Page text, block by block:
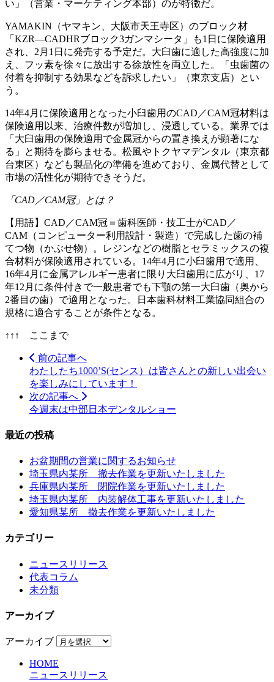
い」（営業・マーケティング本部）のが特徴だ。
YAMAKIN（ヤマキン、大阪市天王寺区）のブロック材
「KZR―CADHRブロック3ガンマシータ」も1日に保険適用
され、2月1日に発売する予定だ。大臼歯に適した高強度に加
え、フッ素を徐々に放出する徐放性を両立した。「虫歯菌の
付着を抑制する効果などを訴求したい」（東京支店）とい
う。
14年4月に保険適用となった小臼歯用のCAD／CAM冠材料は
保険適用以来、治療件数が増加し、浸透している。業界では
「大臼歯用の保険適用で金属冠からの置き換えが顕著にな
る」と期待を膨らませる。松風やトクヤマデンタル（東京都
台東区）なども製品化の準備を進めており、金属代替として
市場の活性化が期待できそうだ。
「CAD／CAM冠」とは？
【用語】CAD／CAM冠＝歯科医師・技工士がCAD／
CAM（コンピューター利用設計・製造）で完成した歯の補
てつ物（かぶせ物）。レジンなどの樹脂とセラミックスの複
合材料が保険適用されている。14年4月に小臼歯用で適用、
16年4月に金属アレルギー患者に限り大臼歯用に広がり、17
年12月に条件付きで一般患者でも下顎の第一大臼歯（奥から
2番目の歯）で適用となった。日本歯科材料工業協同組合の
規格に適合することが条件となる。
↑↑↑ ここまで
前の記事へ
わたしたち1000’S(センス）は皆さんとの新しい出会い
を楽しみにしています！
次の記事へ
今週末は中部日本デンタルショー
最近の投稿
お盆期間の営業に関するお知らせ
埼玉県内某所 撤去作業を更新いたしました
兵庫県内某所 閉院作業を更新いたしました
埼玉県内某所 内装解体工事を更新いたしました
愛知県某所 撤去作業を更新いたしました
カテゴリー
ニュースリリース
代表コラム
未分類
アーカイブ
アーカイブ
HOME
ニュースリリース